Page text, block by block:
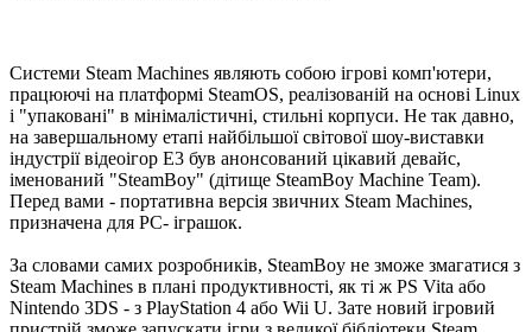
Системи Steam Machines являють собою ігрові комп'ютери,
працюючі на платформі SteamOS, реалізованій на основі Linux
і "упаковані" в мінімалістичні, стильні корпуси. Не так давно,
на завершальному етапі найбільшої світової шоу-виставки
індустрії відеоігор E3 був анонсований цікавий девайс,
іменований "SteamBoy" (дітище SteamBoy Machine Team).
Перед вами - портативна версія звичних Steam Machines,
призначена для PC- іграшок.
За словами самих розробників, SteamBoy не зможе змагатися з
Steam Machines в плані продуктивності, як ті ж PS Vita або
Nintendo 3DS - з PlayStation 4 або Wii U. Зате новий ігровий